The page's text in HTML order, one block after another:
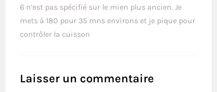
6 n’est pas spécifié sur le mien plus ancien. Je
mets à 180 pour 35 mns environs et je pique pour
contrôler la cuisson
Laisser un commentaire